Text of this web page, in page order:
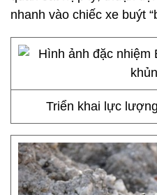
nhanh vào chiếc xe buýt
Triển khai lực